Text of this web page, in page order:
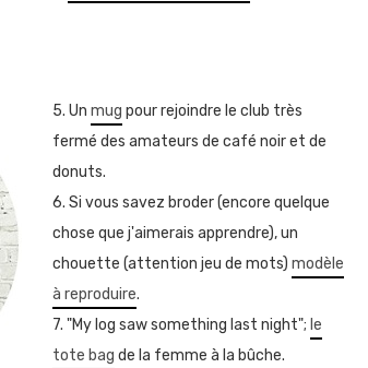
5. Un mug pour rejoindre le club très
fermé des amateurs de café noir et de
donuts.
6. Si vous savez broder (encore quelque
chose que j'aimerais apprendre), un
chouette (attention jeu de mots) modèle
à reproduire.
7. "My log saw something last night"; le
tote bag de la femme à la bûche.